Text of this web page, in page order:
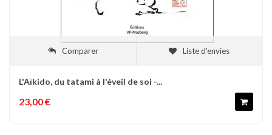
Comparer Liste d'envies
L'Aïkido, du tatami à l'éveil de soi -...
23,00 €